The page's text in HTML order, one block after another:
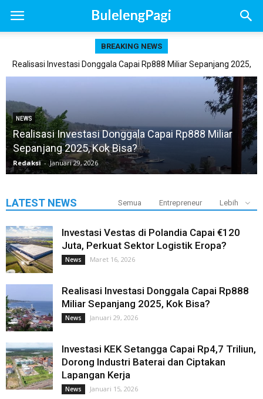
BREAKING NEWS
Realisasi Investasi Donggala Capai Rp888 Miliar Sepanjang 2025,
NEWS
Realisasi Investasi Donggala Capai Rp888 Miliar
Sepanjang 2025, Kok Bisa?
Redaksi - Januari 29, 2026
LATEST NEWS Semua Entrepreneur Lebih
Investasi Vestas di Polandia Capai €120
Juta, Perkuat Sektor Logistik Eropa?
News Maret 16, 2026
Realisasi Investasi Donggala Capai Rp888
Miliar Sepanjang 2025, Kok Bisa?
News Januari 29, 2026
Investasi KEK Setangga Capai Rp4,7 Triliun,
Dorong Industri Baterai dan Ciptakan
Lapangan Kerja
News Januari 15, 2026